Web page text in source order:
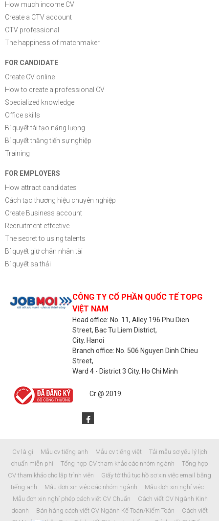
How much income CV
Create a CTV account
CTV professional
The happiness of matchmaker
FOR CANDIDATE
Create CV online
How to create a professional CV
Specialized knowledge
Office skills
Bí quyết tái tạo năng lượng
Bí quyết thăng tiến sự nghiệp
Training
FOR EMPLOYERS
How attract candidates
Cách tạo thương hiệu chuyên nghiệp
Create Business account
Recruitment effective
The secret to using talents
Bí quyết giữ chân nhân tài
Bí quyết sa thải
CÔNG TY CỔ PHẦN QUỐC TẾ TOPG
VIỆT NAM
Head office: No. 11, Alley 196 Phu Dien
Street, Bac Tu Liem District,
City. Hanoi
Branch office: No. 506 Nguyen Dinh Chieu
Street,
Ward 4 - District 3 City. Ho Chi Minh
Cr @ 2019.
Cv là gì Mẫu cv tiếng anh Mẫu cv tiếng việt Tải mẫu sơ yếu lý lịch
chuẩn miễn phí Tổng hợp CV tham khảo các nhóm ngành Tổng hợp
CV tham khảo cho lập trình viên Giấy tờ thủ tục hồ sơ xin việc email bằng
tiếng anh Mẫu đơn xin việc các nhóm ngành Mẫu đơn xin nghỉ việc
Mẫu đơn xin nghỉ phép cách viết CV Chuẩn Cách viết CV Ngành Kinh
doanh Bán hàng cách viết CV Ngành Kế Toán/Kiểm Toán Cách viết